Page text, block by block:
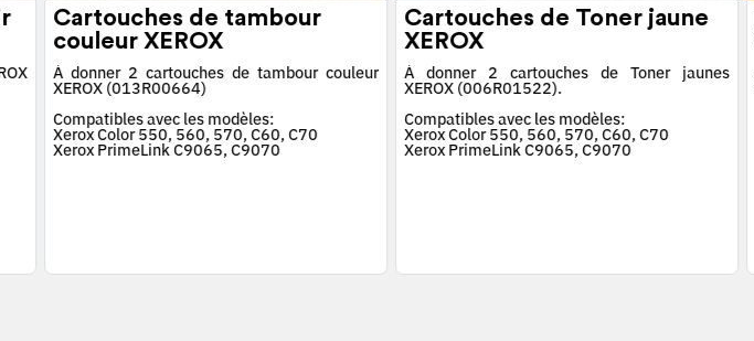
Cartouches de tambour
couleur XEROX
À donner 2 cartouches de tambour couleur
XEROX (013R00664)
Compatibles avec les modèles:
Xerox Color 550, 560, 570, C60, C70
Xerox PrimeLink C9065, C9070
Cartouches de Toner jaune
XEROX
À donner 2 cartouches de Toner jaunes
XEROX (006R01522).
Compatibles avec les modèles:
Xerox Color 550, 560, 570, C60, C70
Xerox PrimeLink C9065, C9070